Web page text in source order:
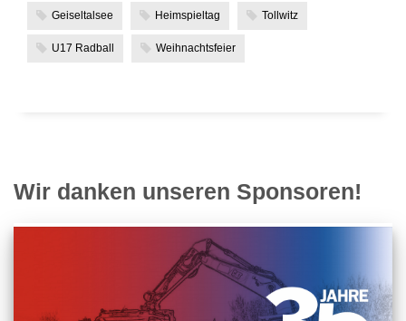
Geiseltalsee Heimspieltag Tollwitz
U17 Radball Weihnachtsfeier
Wir danken unseren Sponsoren!